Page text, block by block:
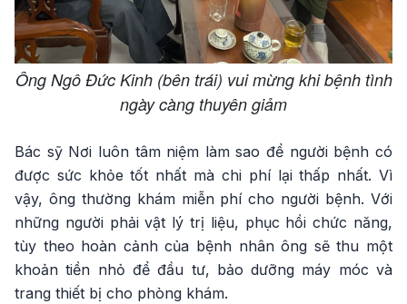
Ông Ngô Đức Kinh (bên trái) vui mừng khi bệnh tình
ngày càng thuyên giảm
Bác sỹ Nơi luôn tâm niệm làm sao để người bệnh có
được sức khỏe tốt nhất mà chi phí lại thấp nhất. Vì
vậy, ông thường khám miễn phí cho người bệnh. Với
những người phải vật lý trị liệu, phục hồi chức năng,
tùy theo hoàn cảnh của bệnh nhân ông sẽ thu một
khoản tiền nhỏ để đầu tư, bảo dưỡng máy móc và
trang thiết bị cho phòng khám.